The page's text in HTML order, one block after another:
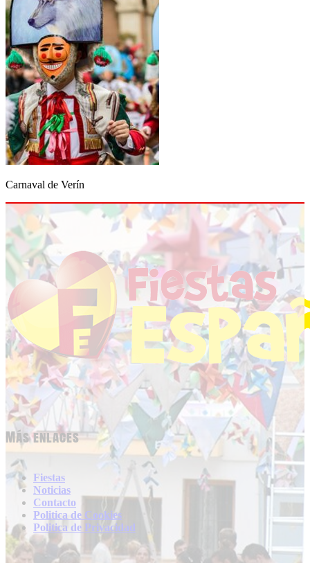
Carnaval de Verín
Más enlaces
Fiestas
Noticias
Contacto
Politica de Cookies
Politica de Privacidad